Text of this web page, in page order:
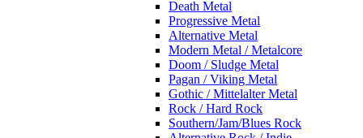
Death Metal
Progressive Metal
Alternative Metal
Modern Metal / Metalcore
Doom / Sludge Metal
Pagan / Viking Metal
Gothic / Mittelalter Metal
Rock / Hard Rock
Southern/Jam/Blues Rock